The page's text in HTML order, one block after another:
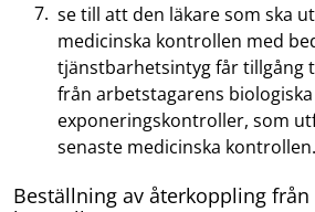
se till att den läkare som ska
medicinska kontrollen med
tjänstbarhetsintyg får tillgång
från arbetstagarens biologiska
exponeringskontroller, som
senaste medicinska kontrollen.
Beställning av återkoppling